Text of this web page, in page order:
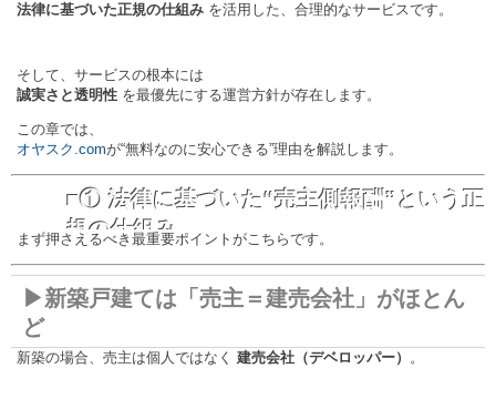
法律に基づいた正規の仕組み を活用した、合理的なサービスです。
そして、サービスの根本には
誠実さと透明性 を最優先にする運営方針が存在します。
この章では、
オヤスク.comが“無料なのに安心できる”理由を解説します。
■① 法律に基づいた“売主側報酬”という正
規の仕組み
まず押さえるべき最重要ポイントがこちらです。
▶新築戸建ては「売主＝建売会社」がほとん
ど
新築の場合、売主は個人ではなく 建売会社（デベロッパー） 。